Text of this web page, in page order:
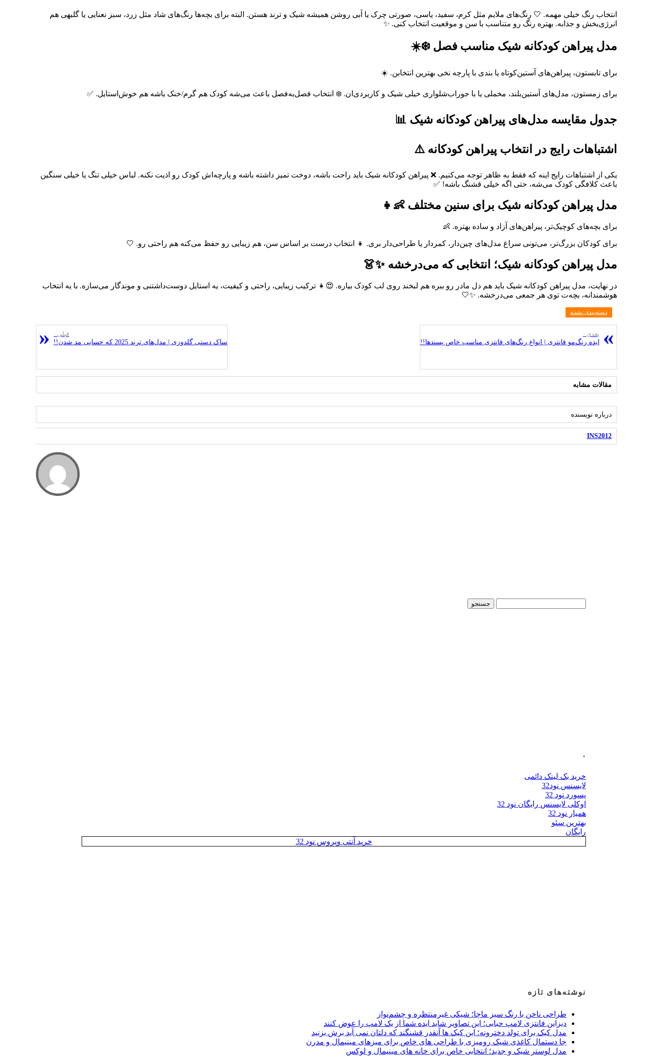
انتخاب رنگ خیلی مهمه. 🤍 رنگ‌های ملایم مثل کرم، سفید، یاسی، صورتی چرک یا آبی روشن همیشه شیک و ترند هستن. البته برای بچه‌ها رنگ‌های شاد مثل زرد، سبز نعنایی یا گلبهی هم
انرژی‌بخش و جذابه. بهتره رنگ رو متناسب با سن و موقعیت انتخاب کنی. ✨
مدل پیراهن کودکانه شیک مناسب فصل ❄️☀️
برای تابستون، پیراهن‌های آستین‌کوتاه یا بندی با پارچه نخی بهترین انتخابن. ☀️
برای زمستون، مدل‌های آستین‌بلند، مخملی یا با جوراب‌شلواری خیلی شیک و کاربردی‌ان. ❄️ انتخاب فصل‌به‌فصل باعث می‌شه کودک هم گرم/خنک باشه هم خوش‌استایل. ✅
جدول مقایسه مدل‌های پیراهن کودکانه شیک 📊
اشتباهات رایج در انتخاب پیراهن کودکانه ⚠️
یکی از اشتباهات رایج اینه که فقط به ظاهر توجه می‌کنیم. ❌ پیراهن کودکانه شیک باید راحت باشه، دوخت تمیز داشته باشه و پارچه‌اش کودک رو اذیت نکنه. لباس خیلی تنگ یا خیلی سنگین
باعث کلافگی کودک می‌شه، حتی اگه خیلی قشنگ باشه! ✅
مدل پیراهن کودکانه شیک برای سنین مختلف 👶👧
برای بچه‌های کوچیک‌تر، پیراهن‌های آزاد و ساده بهتره. 👶
برای کودکان بزرگ‌تر، می‌تونی سراغ مدل‌های چین‌دار، کمردار یا طراحی‌دار بری. 👧 انتخاب درست بر اساس سن، هم زیبایی رو حفظ می‌کنه هم راحتی رو. 🤍
مدل پیراهن کودکانه شیک؛ انتخابی که می‌درخشه ✨👗
در نهایت، مدل پیراهن کودکانه شیک باید هم دل مادر رو ببره هم لبخند روی لب کودک بیاره. 😍👧 ترکیب زیبایی، راحتی و کیفیت، یه استایل دوست‌داشتنی و موندگار می‌سازه. با یه انتخاب
هوشمندانه، بچه‌ت توی هر جمعی می‌درخشه. ✨🤍
دسته‌بندی نشده
قبلی :
ساک دستی گلدوزی | مدل‌های ترند 2025 که حسابی مد شدن!!
بعدی :
ایده رنگ‌مو فانتزی | انواع رنگ‌های فانتزی مناسب خاص پسندها!!
مقالات مشابه
درباره نویسنده
INS2012
.
خرید بک لینک دائمی
لایسنس نود32
پسورد نود 32
اوکلی لایسنس رایگان نود 32
همیار نود 32
بهترین سئو
رایگان
خرید آنتی ویروس نود 32
نوشته‌های تازه
طراحی ناخن با رنگ سبز ماچا؛ شیکی غیرمنتظره و چشم‌نواز
دیزاین فانتزی لامپ حبابی؛ این تصاویر شاید ایده شما از یک لامپ را عوض کنند
مدل کیک برای تولد دخترونه؛ این کیک ها آنقدر قشنگند که دلتان نمی آید برش بزنید
جا دستمال کاغذی شیک رومیزی با طراحی های خاص برای میزهای مینیمال و مدرن
مدل لوستر شیک و جدید؛ انتخابی خاص برای خانه های مینیمال و لوکس